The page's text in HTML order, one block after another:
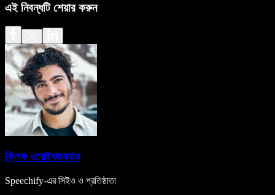
এই নিবন্ধটি শেয়ার করুন
ক্লিফ ওয়েইৎজম্যান
Speechify-এর সিইও ও প্রতিষ্ঠাতা